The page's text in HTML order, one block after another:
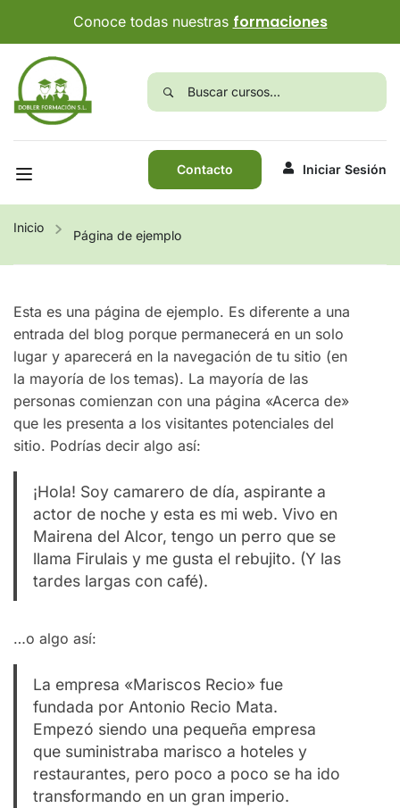
Conoce todas nuestras formaciones
Contacto Iniciar Sesión
Inicio
Página de ejemplo
Esta es una página de ejemplo. Es diferente a una
entrada del blog porque permanecerá en un solo
lugar y aparecerá en la navegación de tu sitio (en
la mayoría de los temas). La mayoría de las
personas comienzan con una página «Acerca de»
que les presenta a los visitantes potenciales del
sitio. Podrías decir algo así:
¡Hola! Soy camarero de día, aspirante a
actor de noche y esta es mi web. Vivo en
Mairena del Alcor, tengo un perro que se
llama Firulais y me gusta el rebujito. (Y las
tardes largas con café).
…o algo así:
La empresa «Mariscos Recio» fue
fundada por Antonio Recio Mata.
Empezó siendo una pequeña empresa
que suministraba marisco a hoteles y
restaurantes, pero poco a poco se ha ido
transformando en un gran imperio.